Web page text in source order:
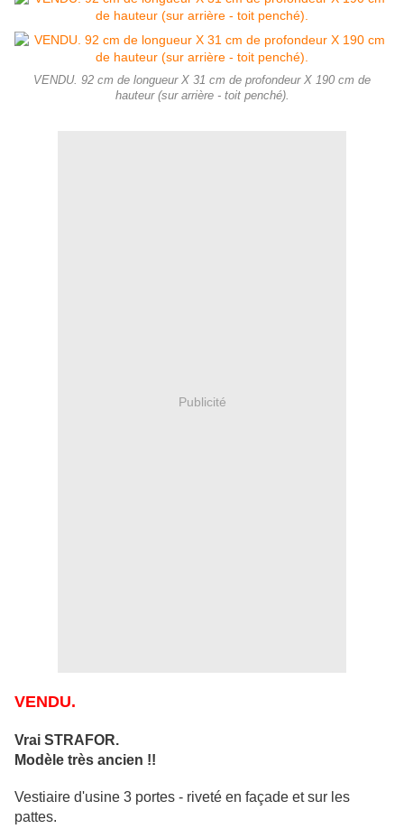
VENDU. 92 cm de longueur X 31 cm de profondeur X 190 cm de
hauteur (sur arrière - toit penché).
Publicité
VENDU.
Vrai STRAFOR.
Modèle très ancien !!
Vestiaire d'usine 3 portes - riveté en façade et sur les
pattes.